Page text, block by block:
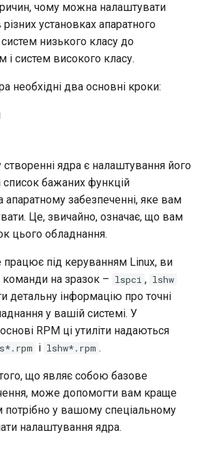
чому можна налаштувати
установках апаратного
низького класу до
і систем високого класу.
необхідні два основні кроки:
ядра є налаштування його
список бажаних функцій
апаратному забезпеченні, яке вам
Це, звичайно, означає, що вам
цього обладнання.
працює під керуванням Linux, ви
на зразок – lspci , lshw
детальну інформацію про точні
у вашій системі. У
RPM ці утиліти надаються
і lshw*.rpm .
що являє собою базове
може допомогти вам краще
у вашому спеціальному
налаштування ядра.